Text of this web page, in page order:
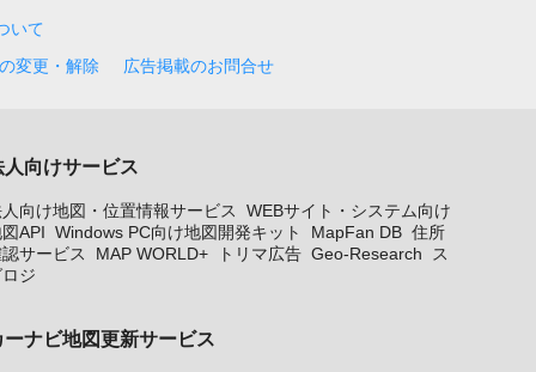
いて
変更・解除 広告掲載のお問合せ
人向けサービス
向け地図・位置情報サービス
WEBサイト・システム向け
API Windows PC向け地図開発キット MapFan DB 住所
サービス
MAP WORLD+ トリマ広告 Geo-Research
ス
ジ
ーナビ地図更新サービス